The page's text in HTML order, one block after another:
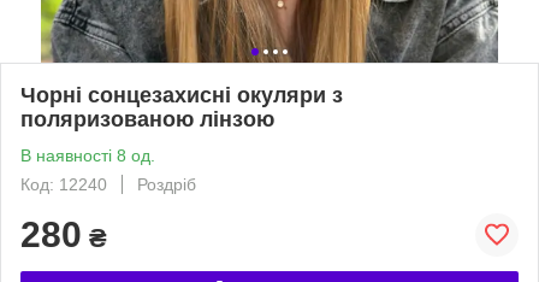
Чорні сонцезахисні окуляри з
поляризованою лінзою
В наявності 8 од.
Код: 12240
Роздріб
280 ₴